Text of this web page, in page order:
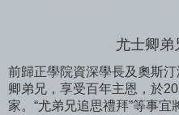
尤士卿弟
前歸正學院資深學長及奧斯
卿弟兄，享受百年主恩，於
家。 “尤弟兄追思禮拜”等事宜